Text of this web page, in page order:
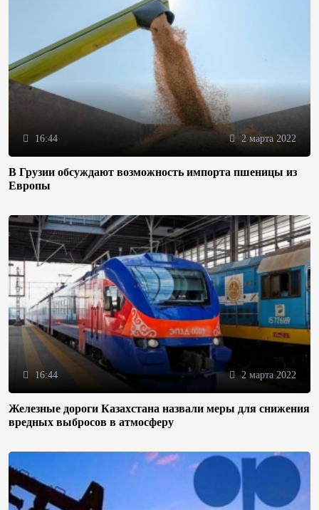
16:44 2 марта 2022
В Грузии обсуждают возможность импорта пшеницы из
Европы
16:44 2 марта 2022
Железные дороги Казахстана назвали меры для снижения
вредных выбросов в атмосферу